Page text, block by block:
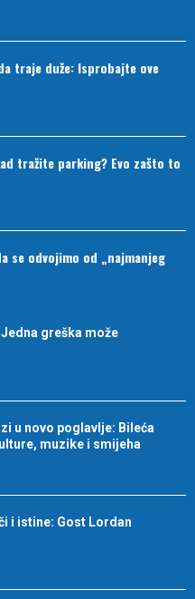
traje duže: Isprobajte ove
tražite parking? Evo zašto to
se odvojimo od „najmanjeg
greška može
u novo poglavlje: Bileća
muzike i smijeha
i istine: Gost Lordan